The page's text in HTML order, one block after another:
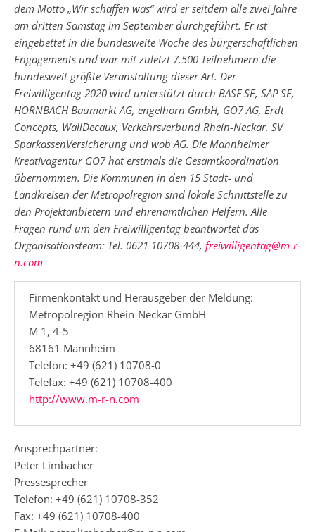
dem Motto „Wir schaffen was“ wird er seitdem alle zwei Jahre
am dritten Samstag im September durchgeführt. Er ist
eingebettet in die bundesweite Woche des bürgerschaftlichen
Engagements und war mit zuletzt 7.500 Teilnehmern die
bundesweit größte Veranstaltung dieser Art. Der
Freiwilligentag 2020 wird unterstützt durch BASF SE, SAP SE,
HORNBACH Baumarkt AG, engelhorn GmbH, GO7 AG, Erdt
Concepts, WallDecaux, Verkehrsverbund Rhein-Neckar, SV
Spar­kassenVersicherung und wob AG. Die Mannheimer
Kreativagentur GO7 hat erstmals die Gesamtkoordination
übernommen. Die Kommunen in den 15 Stadt- und
Landkreisen der Metropolregion sind lokale Schnittstelle zu
den Projektanbietern und ehrenamtlichen Helfern. Alle
Fragen rund um den Freiwilligentag beantwortet das
Organisationsteam: Tel. 0621 10708-444, freiwilligentag@m-r-
n.com
Firmenkontakt und Herausgeber der Meldung:
Metropolregion Rhein-Neckar GmbH
M 1, 4-5
68161 Mannheim
Telefon: +49 (621) 10708-0
Telefax: +49 (621) 10708-400
http://www.m-r-n.com
Ansprechpartner:
Peter Limbacher
Pressesprecher
Telefon: +49 (621) 10708-352
Fax: +49 (621) 10708-400